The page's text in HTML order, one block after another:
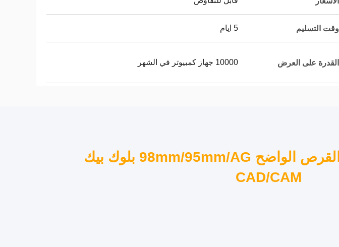
وقت التسليم 5 ايام
القدرة على العرض 10000 جهاز كمبيوتر في الشهر
مادة مختبر PMMA القرص الواضح 98mm/95mm/AG بلوك بيك
CAD/CAM